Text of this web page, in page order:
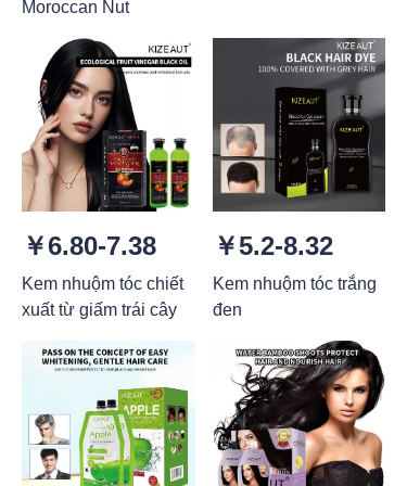
Moroccan Nut
￥6.80-7.38
Kem nhuộm tóc chiết
xuất từ giấm trái cây
￥5.2-8.32
Kem nhuộm tóc trắng
đen